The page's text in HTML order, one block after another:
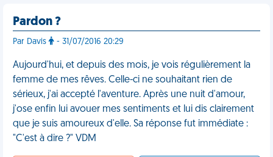
Pardon ?
Par Davis - 31/07/2016 20:29
Aujourd'hui, et depuis des mois, je vois régulièrement la
femme de mes rêves. Celle-ci ne souhaitant rien de
sérieux, j'ai accepté l'aventure. Après une nuit d'amour,
j'ose enfin lui avouer mes sentiments et lui dis clairement
que je suis amoureux d'elle. Sa réponse fut immédiate :
"C'est à dire ?" VDM